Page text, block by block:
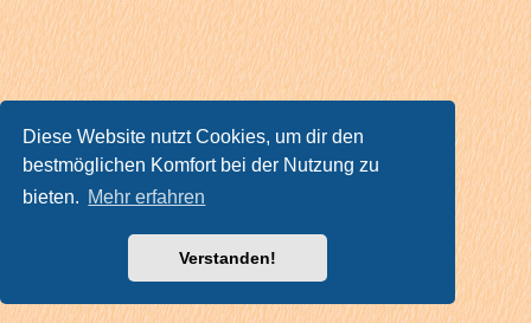
Diese Website nutzt Cookies, um dir den
bestmöglichen Komfort bei der Nutzung zu
bieten. Mehr erfahren
Verstanden!